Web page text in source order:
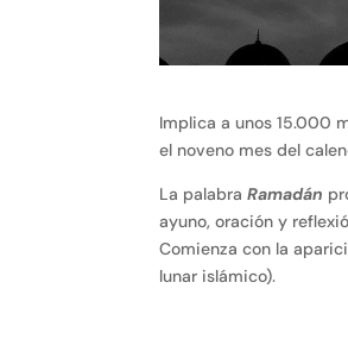
Implica a unos 15.000
el noveno mes del
La palabraRamadán
ayuno, oración y
Comienza con la
lunar islámico).